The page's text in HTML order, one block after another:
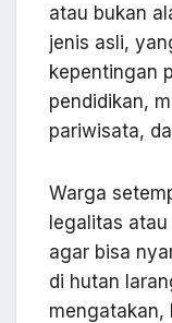
atau bukan
jenis asli,
kepentingan
pendidikan,
pariwisata,
Warga
legalitas
agar bisa
di hutan
mengatakan,